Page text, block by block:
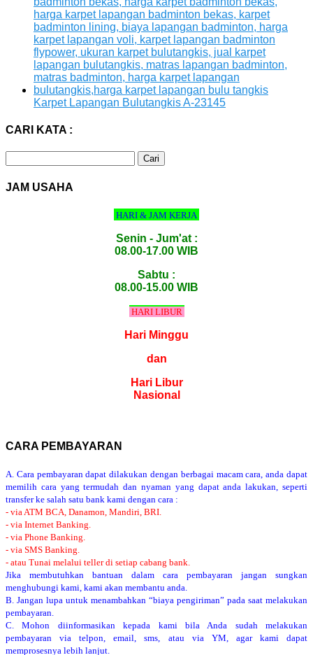
Karpet Lapangan Bulutangkis A-23145
CARI KATA :
untuk:
JAM USAHA
HARI & JAM KERJA
Senin - Jum'at :
08.00-17.00 WIB
Sabtu :
08.00-15.00 WIB
HARI LIBUR
Hari Minggu
dan
Hari Libur
Nasional
CARA PEMBAYARAN
A. Cara pembayaran dapat dilakukan dengan berbagai macam cara, anda dapat
memilih cara yang termudah dan nyaman yang dapat anda lakukan, seperti
transfer ke salah satu bank kami dengan cara :
- via ATM BCA, Danamon, Mandiri, BRI.
- via Internet Banking.
- via Phone Banking.
- via SMS Banking.
- atau Tunai melalui teller di setiap cabang bank.
Jika membutuhkan bantuan dalam cara pembayaran jangan sungkan
menghubungi kami, kami akan membantu anda.
B. Jangan lupa untuk menambahkan “biaya pengiriman” pada saat melakukan
pembayaran.
C. Mohon diinformasikan kepada kami bila Anda sudah melakukan
pembayaran via telpon, email, sms, atau via YM, agar kami dapat
memprosesnya lebih lanjut.